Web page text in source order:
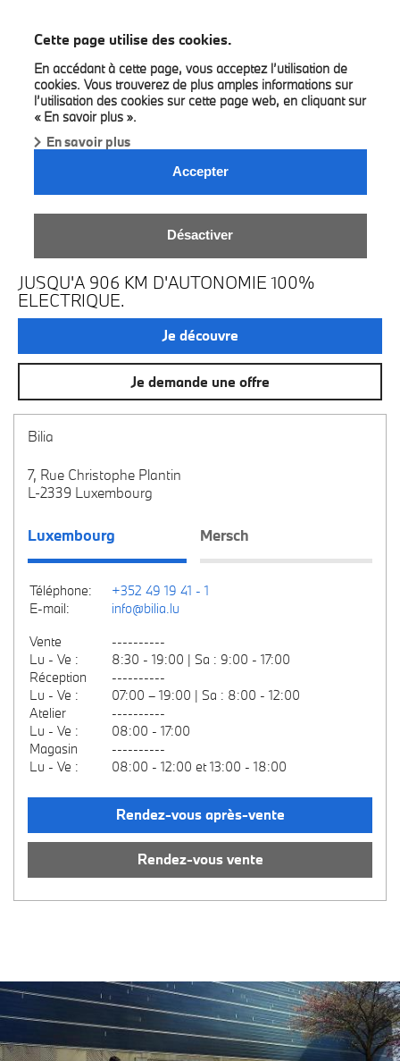
Cette page utilise des cookies.
En accédant à cette page, vous acceptez l’utilisation de
cookies. Vous trouverez de plus amples informations sur
l’utilisation des cookies sur cette page web, en cliquant sur
« En savoir plus ».
En savoir plus
Accepter
Désactiver
LA NOUVELLE BMW I3 EN
FIRST EDITION.
JUSQU'A 906 KM D'AUTONOMIE 100%
ELECTRIQUE.
Je découvre
Je demande une offre
Bilia
7, Rue Christophe Plantin
L-2339 Luxembourg
Luxembourg Mersch
Téléphone:
+352 49 19 41 - 1
E-mail:
info@bilia.lu
Vente
----------
Lu - Ve :
8:30 - 19:00 | Sa : 9:00 - 17:00
Réception
----------
Lu - Ve :
07:00 – 19:00 | Sa : 8:00 - 12:00
Atelier
----------
Lu - Ve :
08:00 - 17:00
Magasin
----------
Lu - Ve :
08:00 - 12:00 et 13:00 - 18:00
Rendez-vous après-vente
Rendez-vous vente